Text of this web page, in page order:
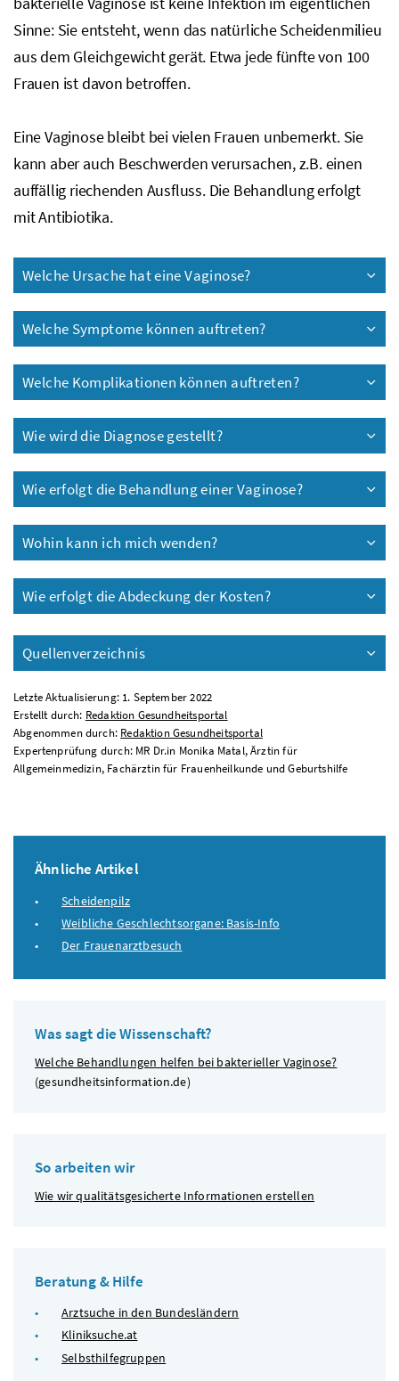
Sinne: Sie entsteht, wenn das natürliche Scheidenmilieu
aus dem Gleichgewicht gerät. Etwa jede fünfte von 100
Frauen ist davon betroffen.
Eine Vaginose bleibt bei vielen Frauen unbemerkt. Sie
kann aber auch Beschwerden verursachen,z.B.einen
auffällig riechenden Ausfluss. Die Behandlung erfolgt
mit Antibiotika.
Welche Ursache hat eine Vaginose?
Welche Symptome können auftreten?
Welche Komplikationen können auftreten?
Wie wird die Diagnose gestellt?
Wie erfolgt die Behandlung einer Vaginose?
Wohin kann ich mich wenden?
Wie erfolgt die Abdeckung der Kosten?
Quellenverzeichnis
Letzte Aktualisierung: 1. September 2022
Erstellt durch: Redaktion Gesundheitsportal
Abgenommen durch: Redaktion Gesundheitsportal
Expertenprüfung durch: MR Dr.in Monika Matal, Ärztin für
Allgemeinmedizin, Fachärztin für Frauenheilkunde und Geburtshilfe
Ähnliche Artikel
Scheidenpilz
Weibliche Geschlechtsorgane: Basis-Info
Der Frauenarztbesuch
Was sagt die Wissenschaft?
Welche Behandlungen helfen bei bakterieller Vaginose?
(gesundheitsinformation.de)
So arbeiten wir
Wie wir qualitätsgesicherte Informationen erstellen
Beratung & Hilfe
Arztsuche in den Bundesländern
Kliniksuche.at
Selbsthilfegruppen